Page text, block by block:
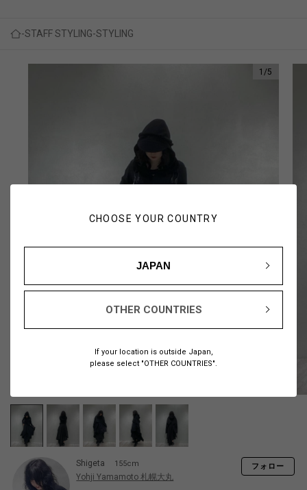
CHOOSE YOUR COUNTRY
JAPAN
OTHER COUNTRIES
If your location is outside Japan,
please select "OTHER COUNTRIES".
STAFF STYLING STYLING
1 /5
Shigeta 155cm
Yohji Yamamoto 札幌大丸
フォロー